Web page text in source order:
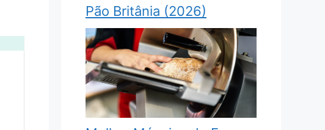
Pão Britânia (2026)